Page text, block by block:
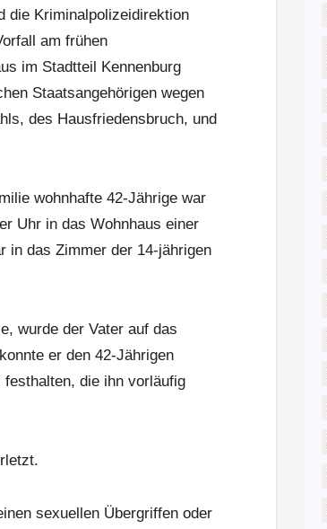
die Kriminalpolizeidirektion
am frühen
im Stadtteil Kennenburg
Staatsangehörigen wegen
des Hausfriedensbruch, und
wohnhafte 42-Jährige war
Uhr in das Wohnhaus einer
in das Zimmer der 14-jährigen
wurde der Vater auf das
er den 42-Jährigen
die ihn vorläufig
sexuellen Übergriffen oder